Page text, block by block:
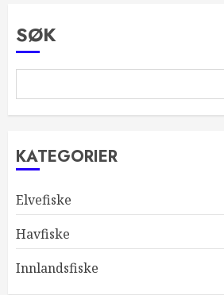
SØK
KATEGORIER
Elvefiske
Havfiske
Innlandsfiske